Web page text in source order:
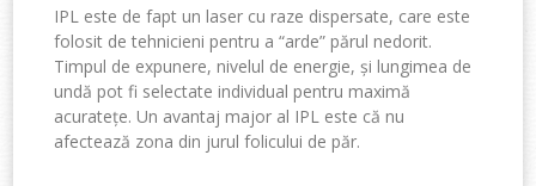
IPL este de fapt un laser cu raze dispersate, care este
folosit de tehnicieni pentru a “arde” părul nedorit.
Timpul de expunere, nivelul de energie, și lungimea de
undă pot fi selectate individual pentru maximă
acuratețe. Un avantaj major al IPL este că nu
afectează zona din jurul folicului de păr.